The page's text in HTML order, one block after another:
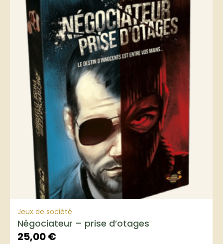
Jeux de société
Négociateur – prise d’otages
25,00€